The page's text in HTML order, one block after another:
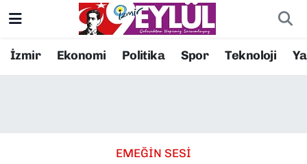
İzmir Ekonomi Politika Spor Teknoloji
EMEĞİN SESİ
Resmi İlanlar
Konak Nöbetçi Eczaneler
Süper Lig Puan Durumu ve Fikstür